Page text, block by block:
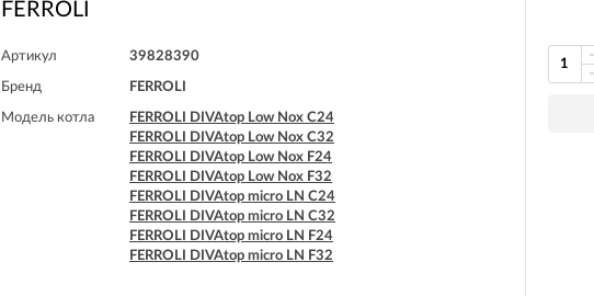
FERROLI DIVAtop micro F37
FERROLI DIVAtop micro LN C32
FERROLI DIVAtop micro LN F24
FERROLI DIVAtop micro LN F32
FERROLI DIVAtop ST C24
FERROLI DIVAtop ST C32
FERROLI DIVAtop ST F24
FERROLI DIVAtop ST F32
FERROLI
Артикул 39828390
Бренд FERROLI
Модель котла
FERROLI DIVAtop Low Nox C24
FERROLI DIVAtop Low Nox C32
FERROLI DIVAtop Low Nox F24
FERROLI DIVAtop Low Nox F32
FERROLI DIVAtop micro LN C24
FERROLI DIVAtop micro LN C32
FERROLI DIVAtop micro LN F24
FERROLI DIVAtop micro LN F32